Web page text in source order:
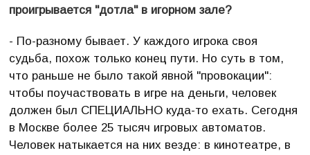
проигрывается "дотла" в игорном зале?
- По-разному бывает. У каждого игрока своя
судьба, похож только конец пути. Но суть в том,
что раньше не было такой явной "провокации":
чтобы поучаствовать в игре на деньги, человек
должен был СПЕЦИАЛЬНО куда-то ехать. Сегодня
в Москве более 25 тысяч игровых автоматов.
Человек натыкается на них везде: в кинотеатре, в